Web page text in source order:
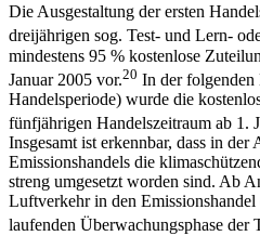
Die Ausgestaltung der ersten
dreijährigen sog. Test- und Lern-
mindestens 95 % kostenlose
Januar 2005 vor.20 In der folgenden
Handelsperiode) wurde die
fünfjährigen Handelszeitraum ab 1.
Insgesamt ist erkennbar, dass in der
Emissionshandels die
streng umgesetzt worden sind. Ab
Luftverkehr in den
laufenden Überwachungsphase der